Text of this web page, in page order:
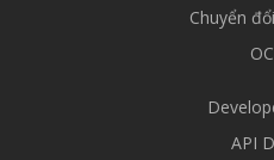
Chuyển
API